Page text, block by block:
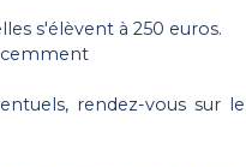
s'élèvent à 250 euros.
rendez-vous sur le